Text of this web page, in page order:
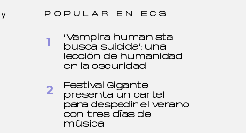
y POPULAR EN ECS
‘Vampira humanista
busca suicida’: una
lección de humanidad
en la oscuridad
Festival Gigante
presenta un cartel
para despedir el verano
con tres días de
música